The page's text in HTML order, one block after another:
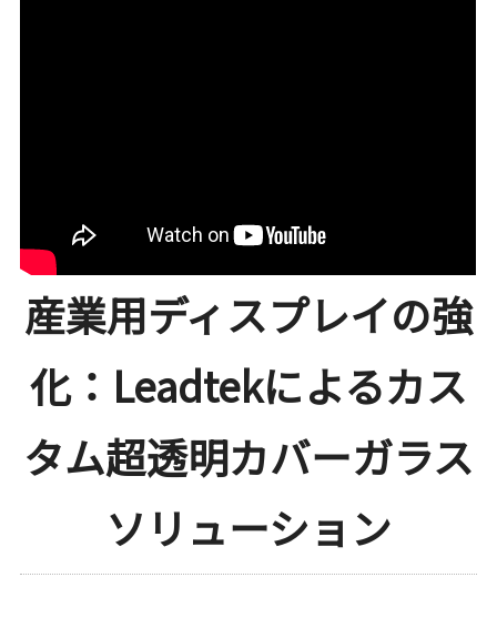
産業用ディスプレイの強
化：Leadtekによるカス
タム超透明カバーガラス
ソリューション